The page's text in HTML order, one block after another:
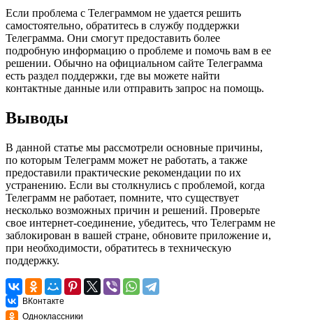
Если проблема с Телеграммом не удается решить
самостоятельно, обратитесь в службу поддержки
Телеграмма. Они смогут предоставить более
подробную информацию о проблеме и помочь вам в ее
решении. Обычно на официальном сайте Телеграмма
есть раздел поддержки, где вы можете найти
контактные данные или отправить запрос на помощь.
Выводы
В данной статье мы рассмотрели основные причины,
по которым Телеграмм может не работать, а также
предоставили практические рекомендации по их
устранению. Если вы столкнулись с проблемой, когда
Телеграмм не работает, помните, что существует
несколько возможных причин и решений. Проверьте
свое интернет-соединение, убедитесь, что Телеграмм не
заблокирован в вашей стране, обновите приложение и,
при необходимости, обратитесь в техническую
поддержку.
ВКонтакте
Одноклассники